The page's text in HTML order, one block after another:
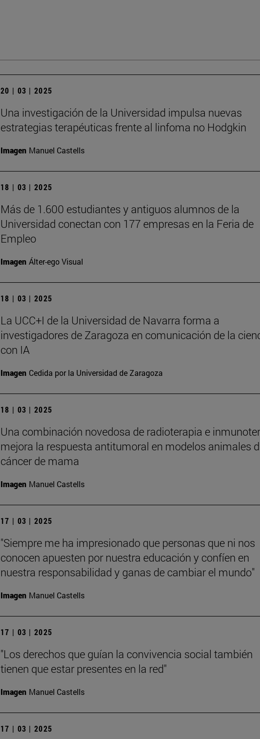
20 | 03 | 2025
Una investigación de la Universidad impulsa nuevas
estrategias terapéuticas frente al linfoma no Hodgkin
Imagen Manuel Castells
18 | 03 | 2025
Más de 1.600 estudiantes y antiguos alumnos de la
Universidad conectan con 177 empresas en la Feria de
Empleo
Imagen Álter-ego Visual
18 | 03 | 2025
La UCC+I de la Universidad de Navarra forma a
investigadores de Zaragoza en comunicación de la
con IA
Imagen Cedida por la Universidad de Zaragoza
18 | 03 | 2025
Una combinación novedosa de radioterapia e
mejora la respuesta antitumoral en modelos animales
cáncer de mama
Imagen Manuel Castells
17 | 03 | 2025
"Siempre me ha impresionado que personas que ni nos
conocen apuesten por nuestra educación y confíen en
nuestra responsabilidad y ganas de cambiar el mundo"
Imagen Manuel Castells
17 | 03 | 2025
"Los derechos que guían la convivencia social también
tienen que estar presentes en la red"
Imagen Manuel Castells
17 | 03 | 2025